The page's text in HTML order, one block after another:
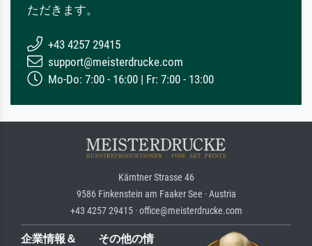
ただきます。
+43 4257 29415
support@meisterdrucke.com
Mo-Do: 7:00 - 16:00 | Fr: 7:00 - 13:00
Kärntner Strasse 46
9586 Finkenstein am Faaker See · Austria
+43 4257 29415 · office@meisterdrucke.com
企業情報＆
その他の情